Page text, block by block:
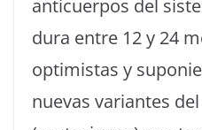
anticuerpos del
dura entre 12 y 24
optimistas y
nuevas variantes